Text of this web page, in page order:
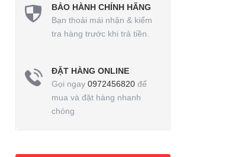
BẢO HÀNH CHÍNH HÃNG
Bạn thoải mái nhận & kiểm
tra hàng trước khi trả tiền.
ĐẶT HÀNG ONLINE
Gọi ngay 0972456820để
mua và đặt hàng nhanh
chóng